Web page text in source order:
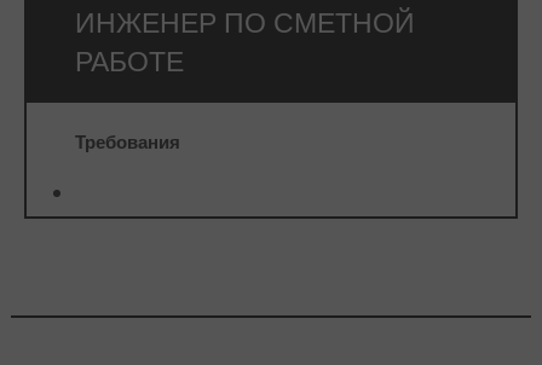
ИНЖЕНЕР ПО СМЕТНОЙ
РАБОТЕ
Требования